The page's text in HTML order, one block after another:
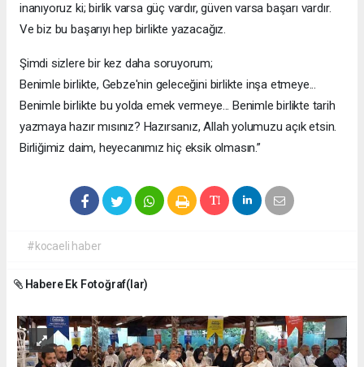
inanıyoruz ki; birlik varsa güç vardır, güven varsa başarı vardır.
Ve biz bu başarıyı hep birlikte yazacağız.
Şimdi sizlere bir kez daha soruyorum;
Benimle birlikte, Gebze'nin geleceğini birlikte inşa etmeye...
Benimle birlikte bu yolda emek vermeye... Benimle birlikte tarih
yazmaya hazır mısınız? Hazırsanız, Allah yolumuzu açık etsin.
Birliğimiz daim, heyecanımız hiç eksik olmasın.”
#kocaeli haber
Habere Ek Fotoğraf(lar)